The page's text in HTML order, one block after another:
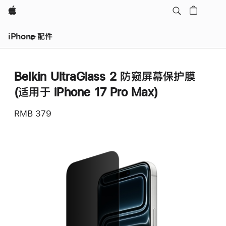
Apple
iPhone 配件
Belkin UltraGlass 2 防窥屏幕保护膜
(适用于 iPhone 17 Pro Max)
RMB 379